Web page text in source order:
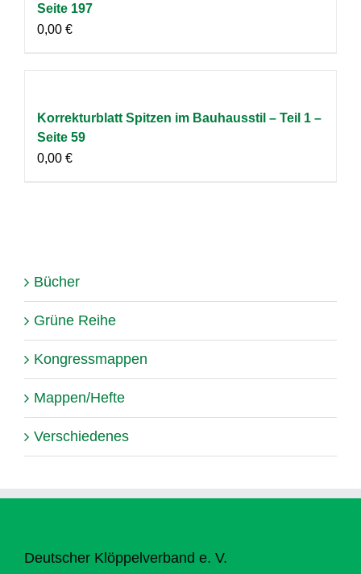
Seite 197
0,00 €
Korrekturblatt Spitzen im Bauhausstil – Teil 1 –
Seite 59
0,00 €
Bücher
Grüne Reihe
Kongressmappen
Mappen/Hefte
Verschiedenes
Deutscher Klöppelverband e. V.